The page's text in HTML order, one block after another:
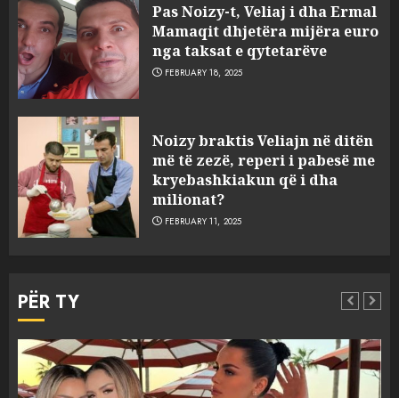
Pas Noizy-t, Veliaj i dha Ermal
Mamaqit dhjetëra mijëra euro
nga taksat e qytetarëve
FEBRUARY 18, 2025
Noizy braktis Veliajn në ditën
më të zezë, reperi i pabesë me
kryebashkiakun që i dha
milionat?
FEBRUARY 11, 2025
PËR TY
3
sulmuan “One Albania”,
ngjarja u fsheh. A u vodhën
serverat?
MARCH 25, 2025
4 MARCH 25, 2025